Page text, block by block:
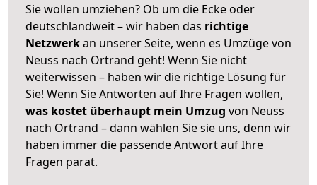
Sie wollen umziehen? Ob um die Ecke oder
deutschlandweit – wir haben das richtige
Netzwerkan unserer Seite, wenn es Umzüge von
Neuss nach Ortrand geht! Wenn Sie nicht
weiterwissen – haben wir die richtige Lösung für
Sie! Wenn Sie Antworten auf Ihre Fragen wollen,
was kostet überhaupt mein Umzug von Neuss
nach Ortrand – dann wählen Sie sie uns, denn wir
haben immer die passende Antwort auf Ihre
Fragen parat.